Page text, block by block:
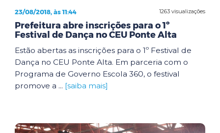
1263 visualizações
23/08/2018, às 11:44
Prefeitura abre inscrições para o 1º
Festival de Dança no CEU Ponte Alta
Estão abertas as inscrições para o 1º Festival de
Dança no CEU Ponte Alta. Em parceria com o
Programa de Governo Escola 360, o festival
promove a ... [saiba mais]